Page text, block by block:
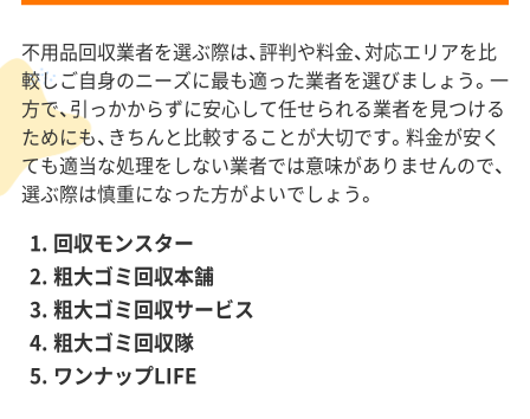
不用品回収業者を選ぶ際は、評判や料金、対応エリアを比
較しご自身のニーズに最も適った業者を選びましょう。一
方で、引っかからずに安心して任せられる業者を見つける
ためにも、きちんと比較することが大切です。料金が安く
ても適当な処理をしない業者では意味がありませんので、
選ぶ際は慎重になった方がよいでしょう。
回収モンスター
粗大ゴミ回収本舗
粗大ゴミ回収サービス
粗大ゴミ回収隊
ワンナップLIFE